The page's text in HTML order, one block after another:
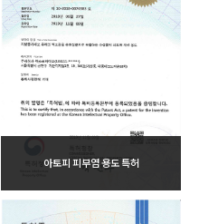
아토피 피부염 용도 특허